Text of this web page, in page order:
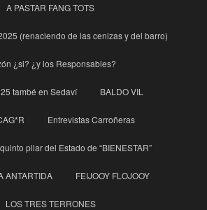
A PASTAR FANG TOTS
(renaciendo de las cenizas y del barro)
¿si? ¿y los Responsables?
també en Sedaví BALDO VIL
Entrevistas Carroñeras
pilar del Estado de “BIENESTAR”
ANTARTIDA FEIJOOY FLOJOOY
LOS TRES TERRONES